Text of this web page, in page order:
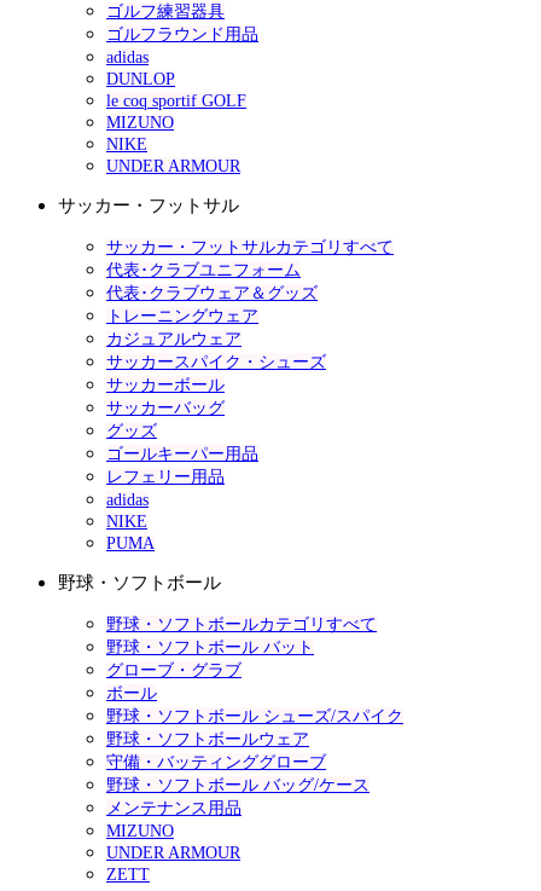
ゴルフ練習器具
ゴルフラウンド用品
adidas
DUNLOP
le coq sportif GOLF
MIZUNO
NIKE
UNDER ARMOUR
サッカー・フットサル
サッカー・フットサルカテゴリすべて
代表･クラブユニフォーム
代表･クラブウェア＆グッズ
トレーニングウェア
カジュアルウェア
サッカースパイク・シューズ
サッカーボール
サッカーバッグ
グッズ
ゴールキーパー用品
レフェリー用品
adidas
NIKE
PUMA
野球・ソフトボール
野球・ソフトボールカテゴリすべて
野球・ソフトボール バット
グローブ・グラブ
ボール
野球・ソフトボール シューズ/スパイク
野球・ソフトボールウェア
守備・バッティンググローブ
野球・ソフトボール バッグ/ケース
メンテナンス用品
MIZUNO
UNDER ARMOUR
ZETT